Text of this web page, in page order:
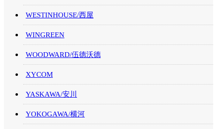
WESTINHOUSE/西屋
WINGREEN
WOODWARD/伍德沃德
XYCOM
YASKAWA/安川
YOKOGAWA/横河